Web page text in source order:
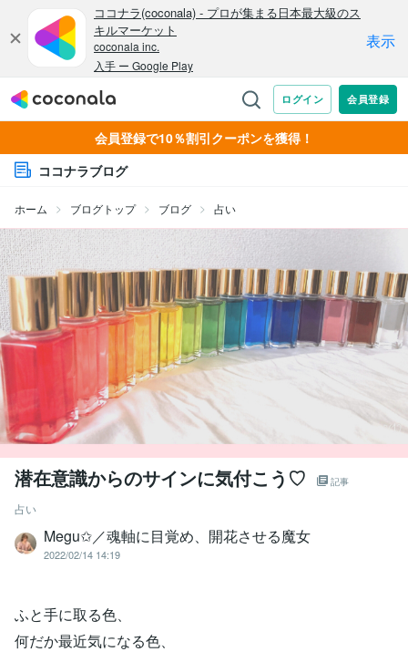
会員登録で10％割引クーポンを獲得！
ココナラブログ
ホーム ブログトップ ブログ 占い
潜在意識からのサインに気付こう♡ 記事
占い
Megu✩／魂軸に目覚め、開花させる魔女
2022/02/14 14:19
ふと手に取る色、
何だか最近気になる色、